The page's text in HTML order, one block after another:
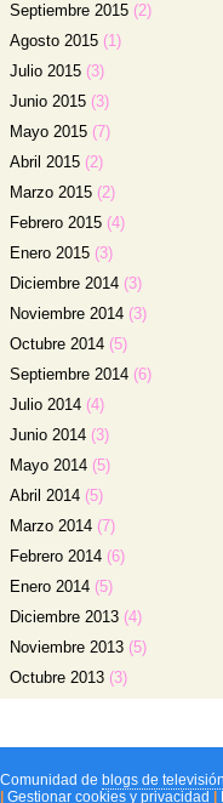
Septiembre 2015 (2)
Agosto 2015 (1)
Julio 2015 (3)
Junio 2015 (3)
Mayo 2015 (7)
Abril 2015 (2)
Marzo 2015 (2)
Febrero 2015 (4)
Enero 2015 (3)
Diciembre 2014 (3)
Noviembre 2014 (3)
Octubre 2014 (5)
Septiembre 2014 (6)
Julio 2014 (4)
Junio 2014 (3)
Mayo 2014 (5)
Abril 2014 (5)
Marzo 2014 (7)
Febrero 2014 (6)
Enero 2014 (5)
Diciembre 2013 (4)
Noviembre 2013 (5)
Octubre 2013 (3)
Comunidad de blogs de televisión
Gestionar cookies y privacidad